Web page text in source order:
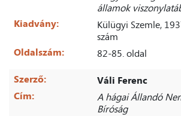
államok
Kiadvány:
Külügyi Szemle,
szám
Oldalszám:
82-85. oldal
Szerző:
Váli Ferenc
Cím:
A hágai Állandó
Bíróság